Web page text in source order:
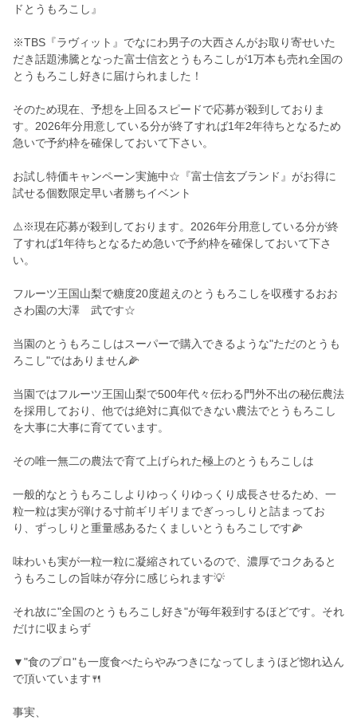
ドとうもろこし』
※TBS『ラヴィット』でなにわ男子の大西さんがお取り寄せいた
だき話題沸騰となった富士信玄とうもろこしが1万本も売れ全国の
とうもろこし好きに届けられました！
そのため現在、予想を上回るスピードで応募が殺到しておりま
す。2026年分用意している分が終了すれば1年2年待ちとなるため
急いで予約枠を確保しておいて下さい。
お試し特価キャンペーン実施中☆『富士信玄ブランド』がお得に
試せる個数限定早い者勝ちイベント
⚠️※現在応募が殺到しております。2026年分用意している分が終
了すれば1年待ちとなるため急いで予約枠を確保しておいて下さ
い。
フルーツ王国山梨で糖度20度超えのとうもろこしを収穫するおお
さわ園の大澤 武です☆
当園のとうもろこしはスーパーで購入できるような"ただのとうも
ろこし"ではありません🌽
当園ではフルーツ王国山梨で500年代々伝わる門外不出の秘伝農法
を採用しており、他では絶対に真似できない農法でとうもろこし
を大事に大事に育てています。
その唯一無二の農法で育て上げられた極上のとうもろこしは
一般的なとうもろこしよりゆっくりゆっくり成長させるため、一
粒一粒は実が弾ける寸前ギリギリまでぎっっしりと詰まってお
り、ずっしりと重量感あるたくましいとうもろこしです🌽
味わいも実が一粒一粒に凝縮されているので、濃厚でコクあると
うもろこしの旨味が存分に感じられます💡
それ故に"全国のとうもろこし好き"が毎年殺到するほどです。それ
だけに収まらず
▼"食のプロ"も一度食べたらやみつきになってしまうほど惚れ込ん
で頂いています🍴
事実、